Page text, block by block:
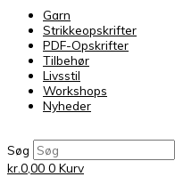
Garn
Strikkeopskrifter
PDF-Opskrifter
Tilbehør
Livsstil
Workshops
Nyheder
Søg
kr.0,00 0 Kurv